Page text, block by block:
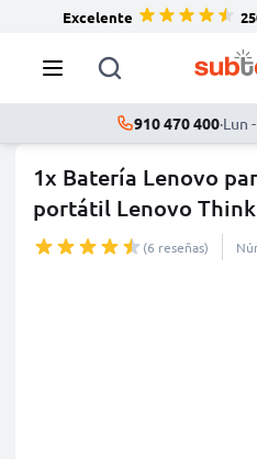
Excelente
910 470 400·Lun
1x Batería Lenovo
portátil Lenovo
(6 reseñas)